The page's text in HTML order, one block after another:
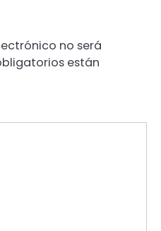
no será
están